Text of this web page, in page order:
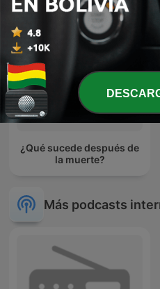
¿Qué sucede después de
la muerte?
Más podcasts